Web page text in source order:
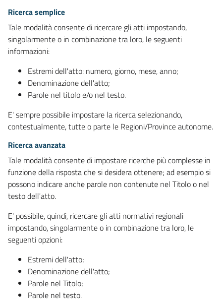
Ricerca semplice
Tale modalità consente di ricercare gli atti impostando,
singolarmente o in combinazione tra loro, le seguenti
informazioni:
Estremi dell'atto: numero, giorno, mese, anno;
Denominazione dell'atto;
Parole nel titolo e/o nel testo.
E' sempre possibile impostare la ricerca selezionando,
contestualmente, tutte o parte le Regioni/Province autonome.
Ricerca avanzata
Tale modalità consente di impostare ricerche più complesse in
funzione della risposta che si desidera ottenere; ad esempio si
possono indicare anche parole non contenute nel Titolo o nel
testo dell'atto.
E' possibile, quindi, ricercare gli atti normativi regionali
impostando, singolarmente o in combinazione tra loro, le
seguenti opzioni:
Estremi dell'atto;
Denominazione dell'atto;
Parole nel Titolo;
Parole nel testo.